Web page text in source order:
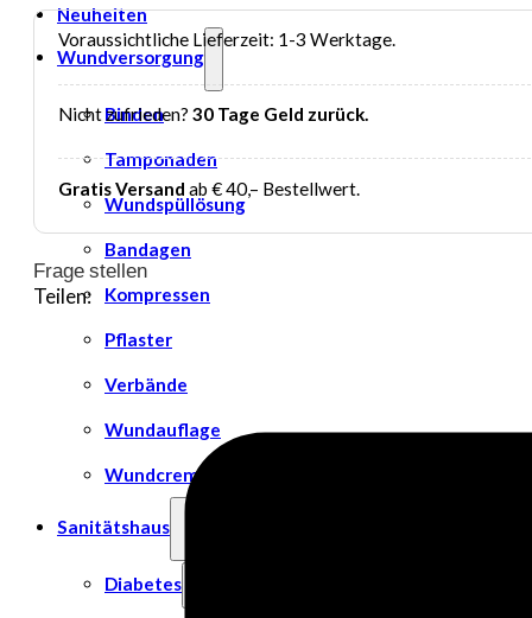
Neuheiten
Wundversorgung
Binden
Tamponaden
Wundspüllösung
Bandagen
Kompressen
Pflaster
Verbände
Wundauflage
Wundcremes & Spray
Sanitätshaus
Diabetes
Voraussichtliche Lieferzeit: 1-3 Werktage.
Nicht zufrieden? 30 Tage Geld zurück.
Gratis Versand ab € 40,– Bestellwert.
Frage stellen
Teilen: